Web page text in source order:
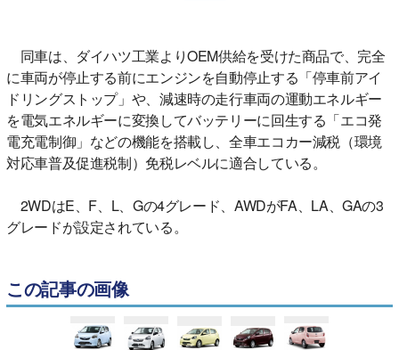
同車は、ダイハツ工業よりOEM供給を受けた商品で、完全
に車両が停止する前にエンジンを自動停止する「停車前アイ
ドリングストップ」や、減速時の走行車両の運動エネルギー
を電気エネルギーに変換してバッテリーに回生する「エコ発
電充電制御」などの機能を搭載し、全車エコカー減税（環境
対応車普及促進税制）免税レベルに適合している。
2WDはE、F、L、Gの4グレード、AWDがFA、LA、GAの3
グレードが設定されている。
この記事の画像